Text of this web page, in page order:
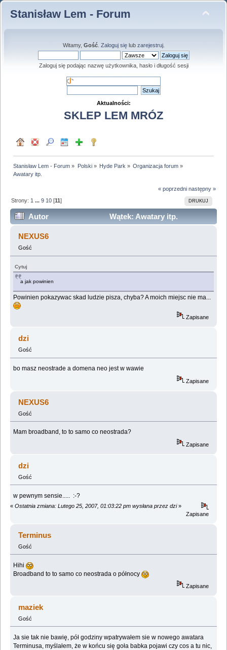
Stanisław Lem - Forum
Witamy, Gość. Zaloguj sięlub zarejestruj.
Zaloguj się podając nazwę użytkownika, hasło i długość sesji
Aktualności:
SKLEP LEM MRÓZ
Stanisław Lem - Forum » Polski» Hyde Park » Organizacja forum »
Awatary itp.
« poprzedni następny »
DRUKUJ
Strony: 1 ...9 10 [11]
Autor
Wątek: Awatary itp.
(Przeczytany 293643 razy)
NEXUS6
Gość
Cytuj
a jak powinien
Powinien pokazywac skad ludzie pisza, chyba? A moich miejsc nie ma...
Zapisane
dzi
Gość
bo masz neostrade a domena neo jest w wawie
Zapisane
NEXUS6
Gość
Mam broadband, to to samo co neostrada?
Zapisane
dzi
Gość
w pewnym sensie..... :-?
« Ostatnia zmiana: Lutego 25, 2007, 01:03:22 pm wysłana przez dzi»
Zapisane
Terminus
Gość
Hihi
Broadband to to samo co neostrada o północy
Zapisane
maziek
Gość
Ja sie tak nie bawię, pół godziny wpatrywałem sie w nowego awatara
Terminusa, myślałem, że w końcu się goła babka pojawi czy cos a tu nic,